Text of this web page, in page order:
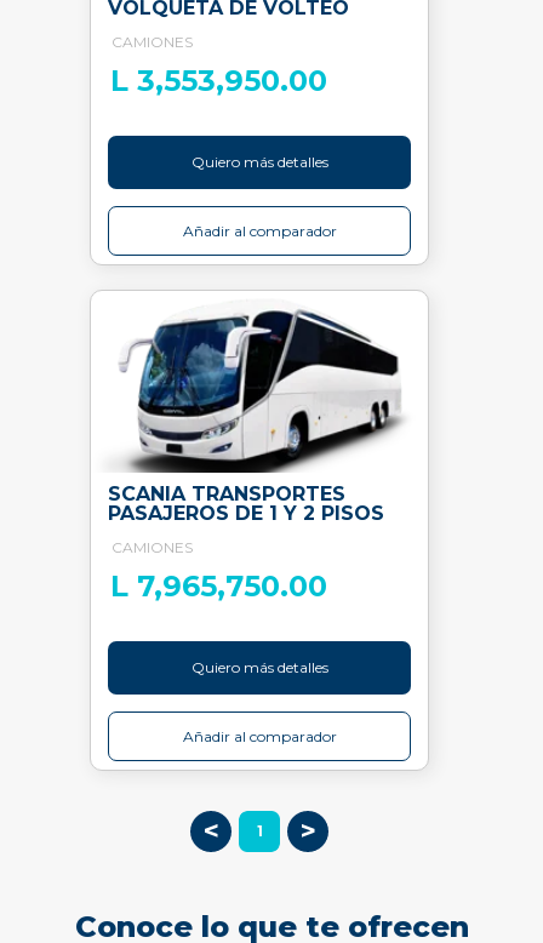
VOLQUETA DE VOLTEO
CAMIONES
L 3,553,950.00
Quiero más detalles
Añadir al comparador
SCANIA TRANSPORTES
PASAJEROS DE 1 Y 2 PISOS
CAMIONES
L 7,965,750.00
Quiero más detalles
Añadir al comparador
< 1 >
Conoce lo que te ofrecen